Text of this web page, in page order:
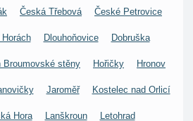
Česká Třebová České Petrovice
Dlouhoňovice Dobruška
Broumovské stěny Hořičky Hronov
Jaroměř Kostelec nad Orlicí
Hora Lanškroun Letohrad